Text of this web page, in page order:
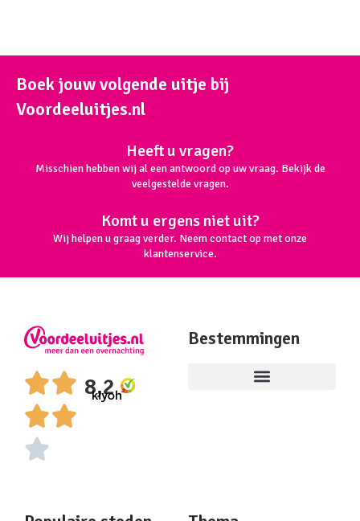
Boek jouw volgende uitje bij
Voordeeluitjes.nl
Heeft u vragen?
Misschien hebben wij al een antwoord op uw vraag. Bekijk de
veelgestelde vragen.
Komt u ergens niet uit?
Wij helpen u graag verder. Neem contact op met onze
klantenservice.
8,2
Bestemmingen